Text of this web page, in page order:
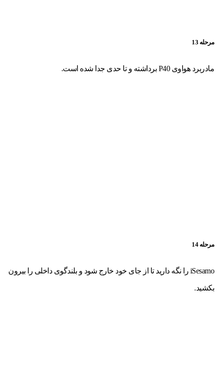
مرحله 13
مادربرد هواوی P40 برداشته و تا حدی جدا شده است.
مرحله 14
iSesamo را نگه دارید تا از جای خود خارج شود و بلندگوی داخلی را بیرون
بکشید.